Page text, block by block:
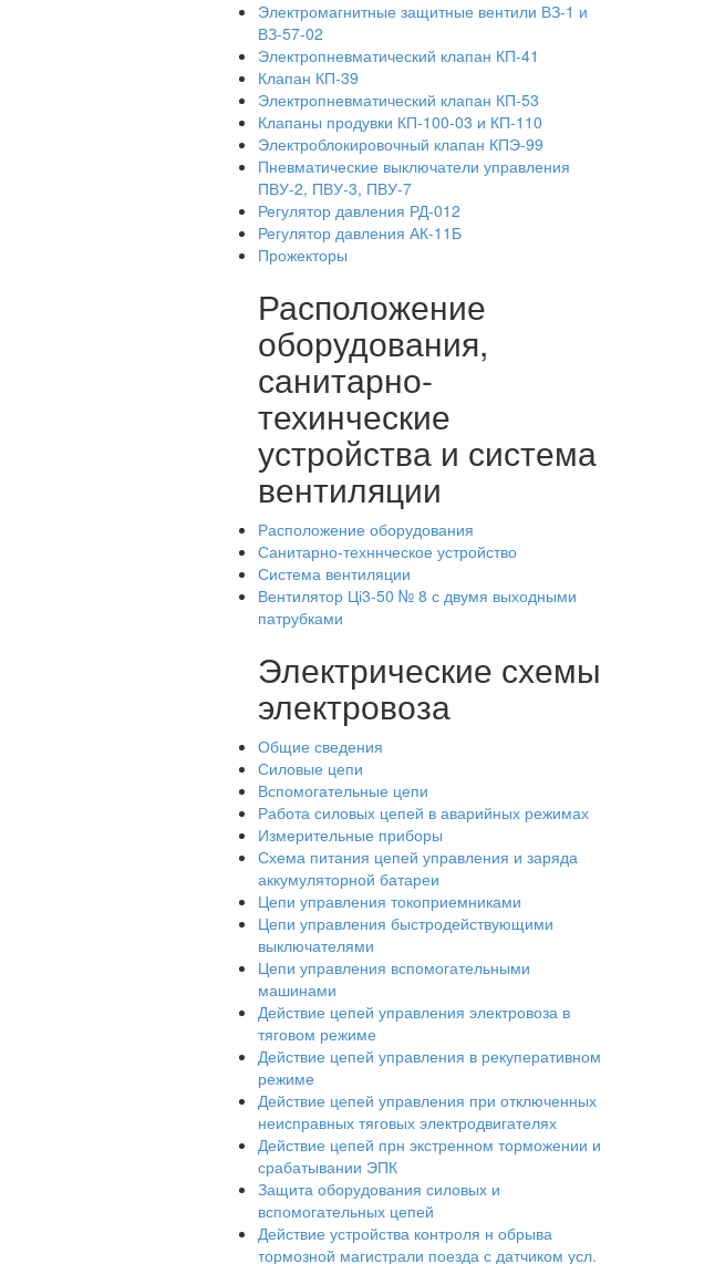
Электромагнитные защитные вентили ВЗ-1 и
ВЗ-57-02
Электропневматический клапан КП-41
Клапан КП-39
Электропневматический клапан КП-53
Клапаны продувки КП-100-03 и КП-110
Электроблокировочный клапан КПЭ-99
Пневматические выключатели управления
ПВУ-2, ПВУ-3, ПВУ-7
Регулятор давления РД-012
Регулятор давления АК-11Б
Прожекторы
Расположение
оборудования,
санитарно-
техинческие
устройства и система
вентиляции
Расположение оборудования
Санитарно-техннческое устройство
Система вентиляции
Вентилятор Ці3-50 № 8 с двумя выходными
патрубками
Электрические схемы
электровоза
Общие сведения
Силовые цепи
Вспомогательные цепи
Работа силовых цепей в аварийных режимах
Измерительные приборы
Схема питания цепей управления и заряда
аккумуляторной батареи
Цепи управления токоприемниками
Цепи управления быстродействующими
выключателями
Цепи управления вспомогательными
машинами
Действие цепей управления электровоза в
тяговом режиме
Действие цепей управления в рекуперативном
режиме
Действие цепей управления при отключенных
неисправных тяговых электродвигателях
Действие цепей прн экстренном торможении и
срабатывании ЭПК
Защита оборудования силовых и
вспомогательных цепей
Действие устройства контроля н обрыва
тормозной магистрали поезда с датчиком усл.